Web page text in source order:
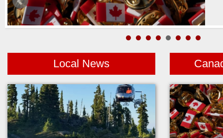
Local News